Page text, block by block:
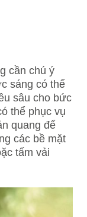
cần chú ý
sáng có thể
sâu cho bức
thể phục vụ
quang để
các bề mặt
tấm vải